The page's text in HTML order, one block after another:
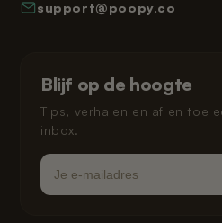
Kat laten wennen
Garantie
Klarna privacybeleid
Juridisch
Blijf op de hoogte
Tips, verhalen en af en toe
inbox.
Email
support@poopy.co